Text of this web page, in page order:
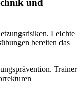
und
Leichte
bereiten das
Trainer